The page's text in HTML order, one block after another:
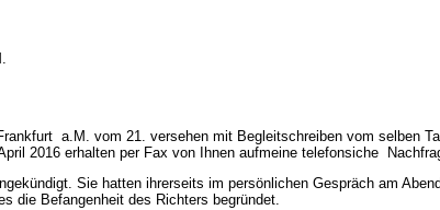
a.M. vom 21. versehen mit Begleitschreiben vom selben
2016 erhalten per Fax von Ihnen aufmeine telefonsiche
Sie hatten ihrerseits im persönlichen Gespräch am
die Befangenheit des Richters begründet.